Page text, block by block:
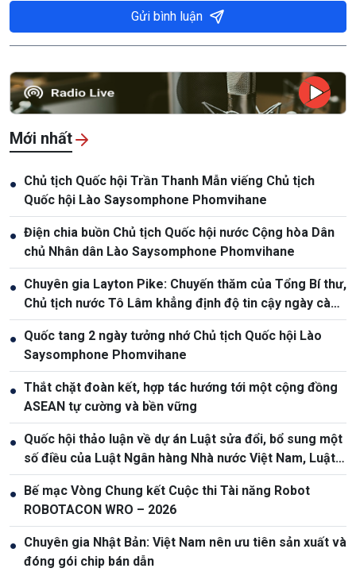
Gửi bình luận
Mới nhất
● Chủ tịch Quốc hội Trần Thanh Mẫn viếng Chủ tịch
Quốc hội Lào Saysomphone Phomvihane
● Điện chia buồn Chủ tịch Quốc hội nước Cộng hòa Dân
chủ Nhân dân Lào Saysomphone Phomvihane
● Chuyên gia Layton Pike: Chuyến thăm của Tổng Bí thư,
Chủ tịch nước Tô Lâm khẳng định độ tin cậy ngày càng
cao giữa Việt Nam và Australia
● Quốc tang 2 ngày tưởng nhớ Chủ tịch Quốc hội Lào
Saysomphone Phomvihane
● Thắt chặt đoàn kết, hợp tác hướng tới một cộng đồng
ASEAN tự cường và bền vững
● Quốc hội thảo luận về dự án Luật sửa đổi, bổ sung một
số điều của Luật Ngân hàng Nhà nước Việt Nam, Luật
Phòng, chống rửa tiền
● Bế mạc Vòng Chung kết Cuộc thi Tài năng Robot
ROBOTACON WRO – 2026
● Chuyên gia Nhật Bản: Việt Nam nên ưu tiên sản xuất và
đóng gói chip bán dẫn